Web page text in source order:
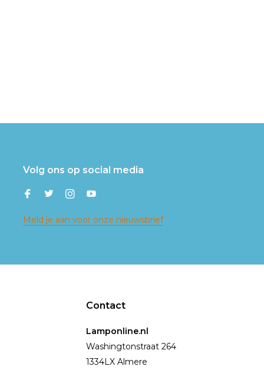
Volg ons op social media
Meld je aan voor onze nieuwsbrief
Contact
Lamponline.nl
Washingtonstraat 264
1334LX Almere